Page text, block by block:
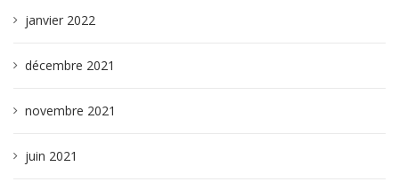
janvier 2022
décembre 2021
novembre 2021
juin 2021